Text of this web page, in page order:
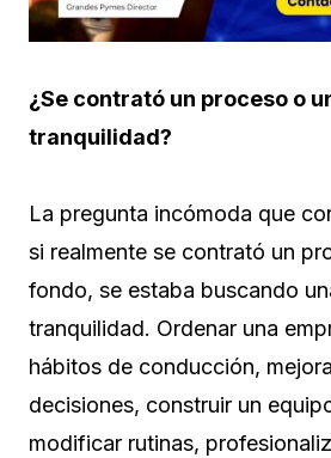
¿Se contrató un proceso o
tranquilidad?
La pregunta incómoda que
si realmente se contrató un
fondo, se estaba buscando
tranquilidad. Ordenar una
hábitos de conducción,
decisiones, construir un
modificar rutinas,